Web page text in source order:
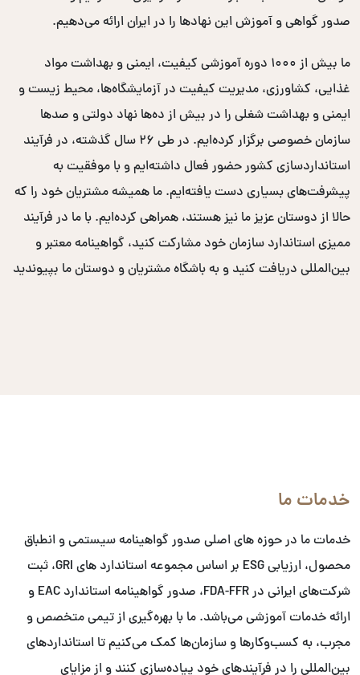
صدور گواهی و آموزش این نهادها را در ایران ارائه می‌دهیم.
ما بیش از ۱۰۰۰ دوره آموزشی کیفیت، ایمنی و بهداشت مواد
غذایی، کشاورزی، مدیریت کیفیت در آزمایشگاه‌ها، محیط زیست و
ایمنی و بهداشت شغلی را در بیش از ده‌ها نهاد دولتی و صدها
سازمان خصوصی برگزار کرده‌ایم. در طی ۲۶ سال گذشته، در فرآیند
استانداردسازی کشور حضور فعال داشته‌ایم و با موفقیت به
پیشرفت‌های بسیاری دست یافته‌ایم. ما همیشه مشتریان خود را که
حالا از دوستان عزیز ما نیز هستند، همراهی کرده‌ایم. با ما در فرآیند
ممیزی استاندارد سازمان خود مشارکت کنید، گواهینامه معتبر و
بین‌المللی دریافت کنید و به باشگاه مشتریان و دوستان ما بپیوندید
خدمات ما
خدمات ما در حوزه های اصلی صدور گواهینامه سیستمی و انطباق
محصول، ارزیابی ESG بر اساس مجموعه استاندارد های GRI، ثبت
شرکت‌های ایرانی در FDA-FFR، صدور گواهینامه استاندارد EAC و
ارائه خدمات آموزشی می‌باشد. ما با بهره‌گیری از تیمی متخصص و
مجرب، به کسب‌وکارها و سازمان‌ها کمک می‌کنیم تا استانداردهای
بین‌المللی را در فرآیندهای خود پیاده‌سازی کنند و از مزایای